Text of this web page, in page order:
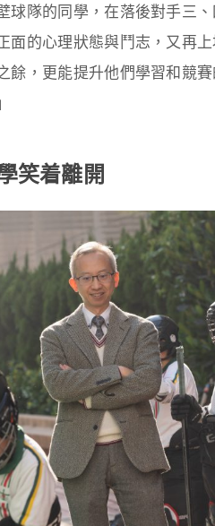
球隊的同學，在落後對手三
面的心理狀態與鬥志，又再
餘，更能提升他們學習和競
笑着離開